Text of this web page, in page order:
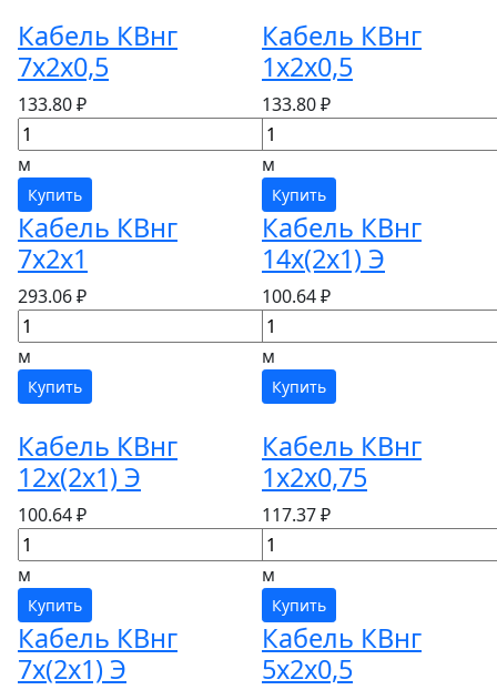
Кабель КВнг
7х2х0,5
133.80 ₽
м
Купить
Кабель КВнг
1х2х0,5
133.80 ₽
м
Купить
Кабель КВнг
7х2х1
293.06 ₽
м
Купить
Кабель КВнг
14х(2х1) Э
100.64 ₽
м
Купить
Кабель КВнг
12х(2х1) Э
100.64 ₽
м
Купить
Кабель КВнг
1х2х0,75
117.37 ₽
м
Купить
Кабель КВнг
7х(2х1) Э
Кабель КВнг
5х2х0,5